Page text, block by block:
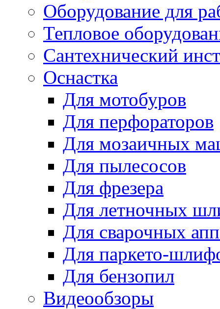
Оборудование для
Тепловое
Сантехнический
Оснастка
Для мотобуров
Для перфораторов
Для мозаичных
Для пылесосов
Для фрезера
Для летночных
Для сварочных
Для паркето-
Для бензопил
Видеообзоры